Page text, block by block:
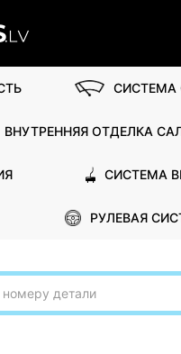
СИСТЕМА
ВНУТРЕННЯЯ ОТДЕЛКА
СИСТЕМА
РУЛЕВАЯ